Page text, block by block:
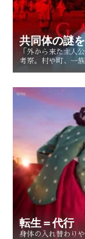
共同体の謎
「外から来た主人
考察。村や町、一
転生＝代行
身体の入れ替わり